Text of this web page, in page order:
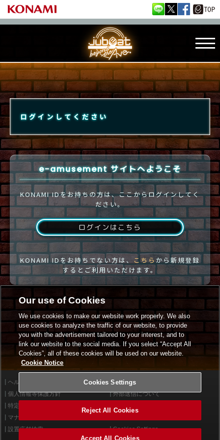
ログインしてください
e-amusement サイトへようこそ
KONAMI IDをお持ちの方は、ここからログインしてく
ださい。
ログインはこちら
KONAMI IDをお持ちでない方は、 こちらから新規登録
するとご利用いただけます。
ヘルプ
利用規約
個人情報等保護方針
外部送信について
特定商取引法に基づく表示
マナー＆ルール
設置店舗検索
Cookies Settings
Our use of Cookies
We use cookies to make our website work properly. We also
use cookies to analyze the traffic of our website, to provide
you with the advertisement tailored to your interest, and to
link our website to the social media. If you select “Accept All
Cookies”, all of these cookies will be used on our website.
Cookie Notice
Cookies Settings
Reject All Cookies
Accept All Cookies